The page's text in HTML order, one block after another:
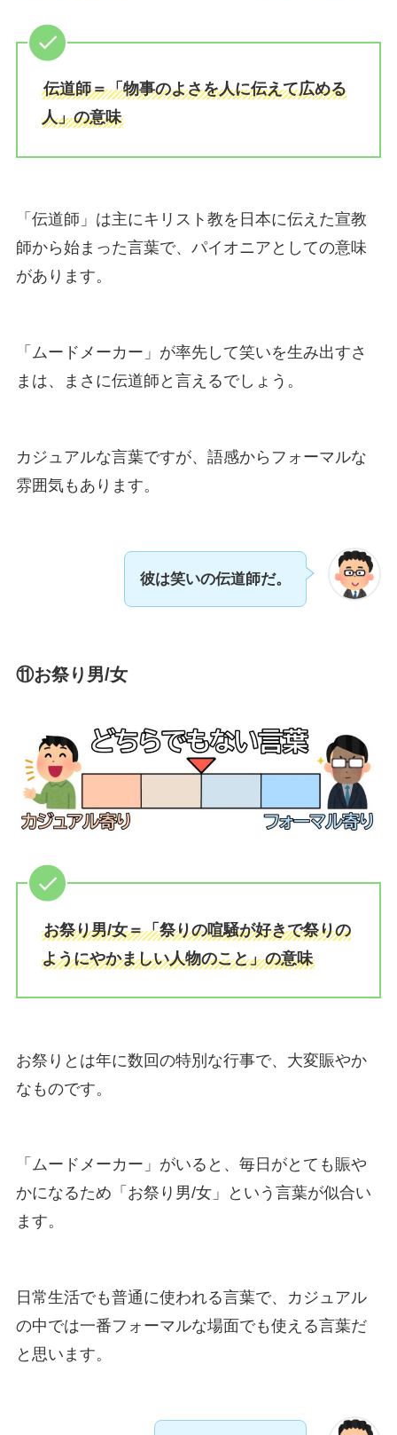
伝道師＝「物事のよさを人に伝えて広める
人」の意味
「伝道師」は主にキリスト教を日本に伝えた宣教
師から始まった言葉で、パイオニアとしての意味
があります。
「ムードメーカー」が率先して笑いを生み出すさ
まは、まさに伝道師と言えるでしょう。
カジュアルな言葉ですが、語感からフォーマルな
雰囲気もあります。
彼は笑いの伝道師だ。
⑪お祭り男/女
お祭り男/女＝「祭りの喧騒が好きで祭りの
ようにやかましい人物のこと」の意味
お祭りとは年に数回の特別な行事で、大変賑やか
なものです。
「ムードメーカー」がいると、毎日がとても賑や
かになるため「お祭り男/女」という言葉が似合い
ます。
日常生活でも普通に使われる言葉で、カジュアル
の中では一番フォーマルな場面でも使える言葉だ
と思います。